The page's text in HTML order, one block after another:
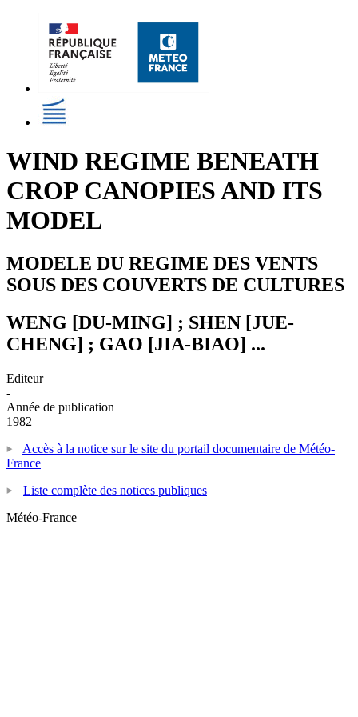
WIND REGIME BENEATH
CROP CANOPIES AND ITS
MODEL
MODELE DU REGIME DES VENTS
SOUS DES COUVERTS DE CULTURES
WENG [DU-MING] ; SHEN [JUE-
CHENG] ; GAO [JIA-BIAO] ...
Editeur
-
Année de publication
1982
Accès à la notice sur le site du portail documentaire de Météo-
France
Liste complète des notices publiques
Météo-France